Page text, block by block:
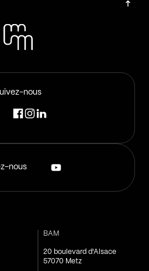
nous
nous
BAM
20 boulevard d'Alsace
57070 Metz